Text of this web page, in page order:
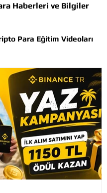
Para Eğitim Videoları
Haberleri ve Bilgiler